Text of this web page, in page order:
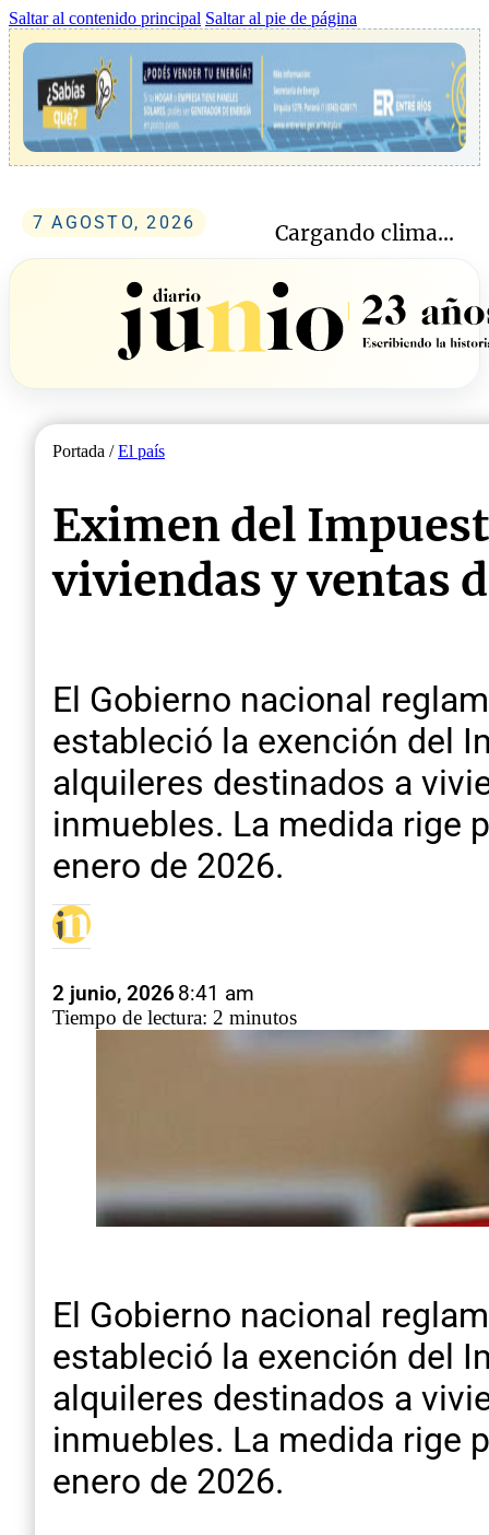
Saltar al contenido principal Saltar al pie de página
7 AGOSTO, 2026 Cargando clima...
Portada /El país
Eximen del
viviendas y ventas
El Gobierno nacional
estableció la exención del
alquileres destinados a
inmuebles. La medida rige
enero de 2026.
2 junio, 20268:41 am
Tiempo de lectura: 2 minutos
El Gobierno nacional
estableció la exención del
alquileres destinados a
inmuebles. La medida rige
enero de 2026.